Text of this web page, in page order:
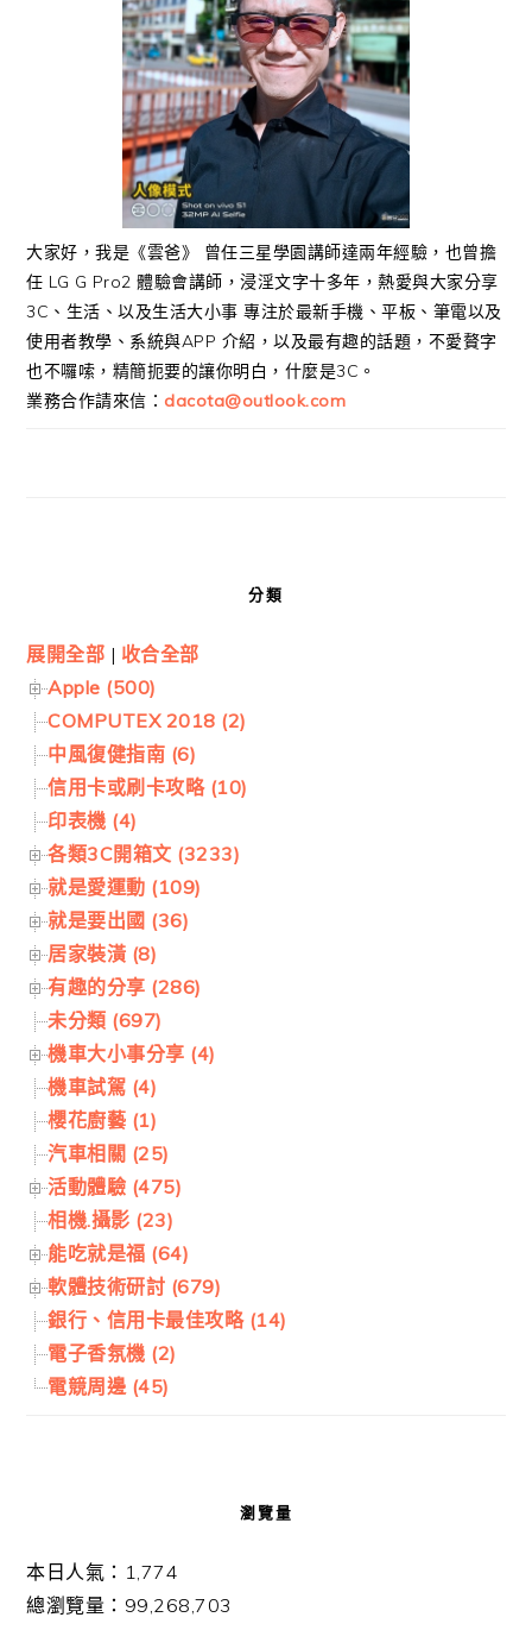
大家好，我是《雲爸》 曾任三星學園講師達兩年經驗，也曾擔
任 LG G Pro2 體驗會講師，浸淫文字十多年，熱愛與大家分享
3C、生活、以及生活大小事 專注於最新手機、平板、筆電以及
使用者教學、系統與APP 介紹，以及最有趣的話題，不愛贅字
也不囉嗦，精簡扼要的讓你明白，什麼是3C。
業務合作請來信： dacota@outlook.com
分類
展開全部 | 收合全部
Apple (500)
COMPUTEX 2018 (2)
中風復健指南 (6)
信用卡或刷卡攻略 (10)
印表機 (4)
各類3C開箱文 (3233)
就是愛運動 (109)
就是要出國 (36)
居家裝潢 (8)
有趣的分享 (286)
未分類 (697)
機車大小事分享 (4)
機車試駕 (4)
櫻花廚藝 (1)
汽車相關 (25)
活動體驗 (475)
相機.攝影 (23)
能吃就是福 (64)
軟體技術研討 (679)
銀行、信用卡最佳攻略 (14)
電子香氛機 (2)
電競周邊 (45)
瀏覽量
本日人氣：1,774
總瀏覽量：99,268,703